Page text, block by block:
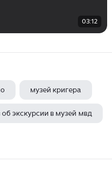
03:12
музей кригера
об экскурсии в музей мвд